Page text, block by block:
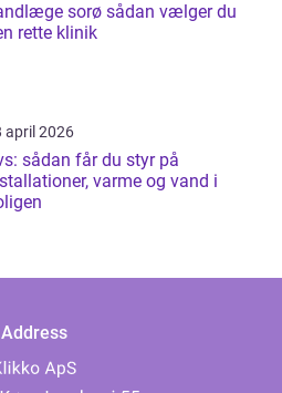
sorø sådan vælger du
rette klinik
april 2026
sådan får du styr på
varme og vand i
Address